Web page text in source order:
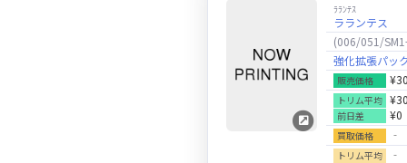
ﾗﾗﾝﾃｽ
ラランテス
(006/051/
強化拡張パッ
販売価格
トリム平均
前日差 ¥0
買取価格 ‐
トリム平均 ‐